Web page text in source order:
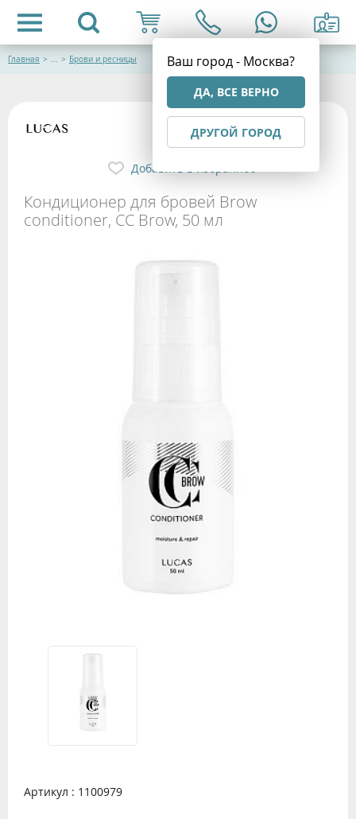
Ваш город - Москва?
ДА, ВСЕ ВЕРНО
ДРУГОЙ ГОРОД
Главная > ... > Брови и ресницы
Кондиционер для бровей Brow
conditioner, CC Brow, 50 мл
Добавить в избранное
Артикул : 1100979